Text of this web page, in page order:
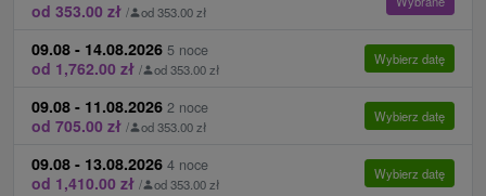
od 353.00 zł / od 353.00 zł
09.08 - 14.08.2026 5 noce
od 1,762.00 zł / od 353.00 zł
Wybierz datę
09.08 - 11.08.2026 2 noce
od 705.00 zł / od 353.00 zł
Wybierz datę
09.08 - 13.08.2026 4 noce
od 1,410.00 zł / od 353.00 zł
Wybierz datę